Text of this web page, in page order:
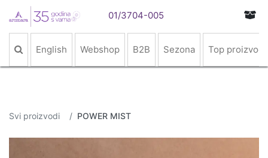
01/3704-005
English Webshop B2B Sezona Top proizvodi
Svi proizvodi POWER MIST